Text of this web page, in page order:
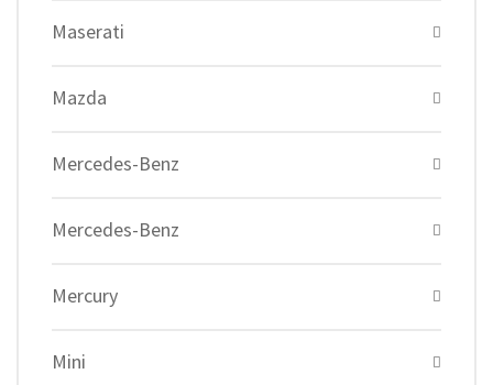
Maserati
Mazda
Mercedes-Benz
Mercedes-Benz
Mercury
Mini